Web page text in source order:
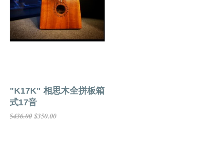
"K17K" 相思木全拼板箱
式17音
$436.00$350.00